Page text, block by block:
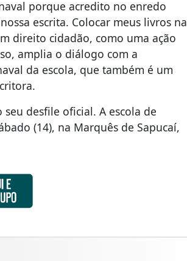
porque acredito no enredo
escrita. Colocar meus livros na
direito cidadão, como uma ação
amplia o diálogo com a
da escola, que também é um
desfile oficial. A escola de
(14), na Marquês de Sapucaí,